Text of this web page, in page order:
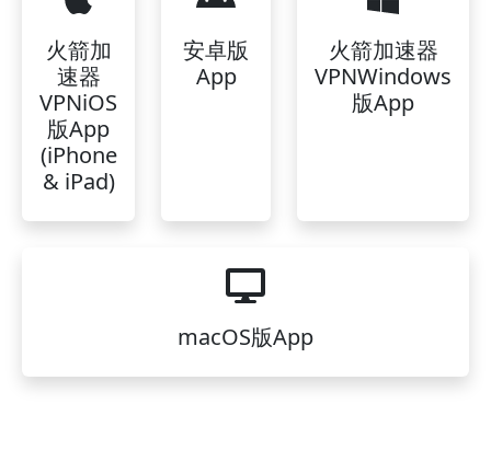
火箭加
速器
VPNiOS
版App
(iPhone
& iPad)
安卓版
App
火箭加速器
VPNWindows
版App
macOS版App